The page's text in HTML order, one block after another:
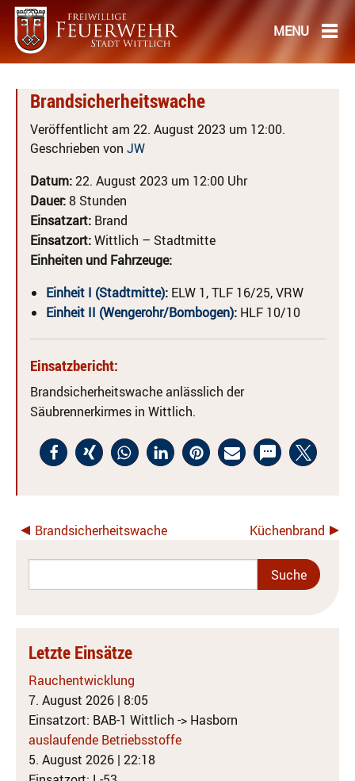
Brandsicherheitswache
Veröffentlicht am 22. August 2023 um 12:00.
Geschrieben von JW
Datum:22. August 2023 um 12:00 Uhr
Dauer:8 Stunden
Einsatzart: Brand
Einsatzort:Wittlich – Stadtmitte
Einheiten und Fahrzeuge:
Einheit I (Stadtmitte): ELW 1, TLF 16/25, VRW
Einheit II (Wengerohr/Bombogen): HLF 10/10
Einsatzbericht:
Brandsicherheitswache anlässlich der
Säubrennerkirmes in Wittlich.
Brandsicherheitswache Küchenbrand
Letzte Einsätze
Rauchentwicklung
7. August 2026 | 8:05
Einsatzort: BAB-1 Wittlich -> Hasborn
auslaufende Betriebsstoffe
5. August 2026 | 22:18